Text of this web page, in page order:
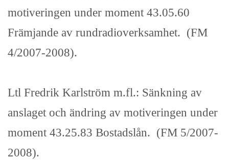
motiveringen under moment 43.05.60
Främjande av rundradioverksamhet. (FM
4/2007-2008).
Ltl Fredrik Karlström m.fl.: Sänkning av
anslaget och ändring av motiveringen under
moment 43.25.83 Bostadslån. (FM 5/2007-
2008).